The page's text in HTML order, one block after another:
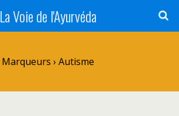
La Voie de l'Ayurvéda
Marqueurs › Autisme